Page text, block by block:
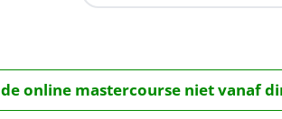
de online mastercourse niet vanaf